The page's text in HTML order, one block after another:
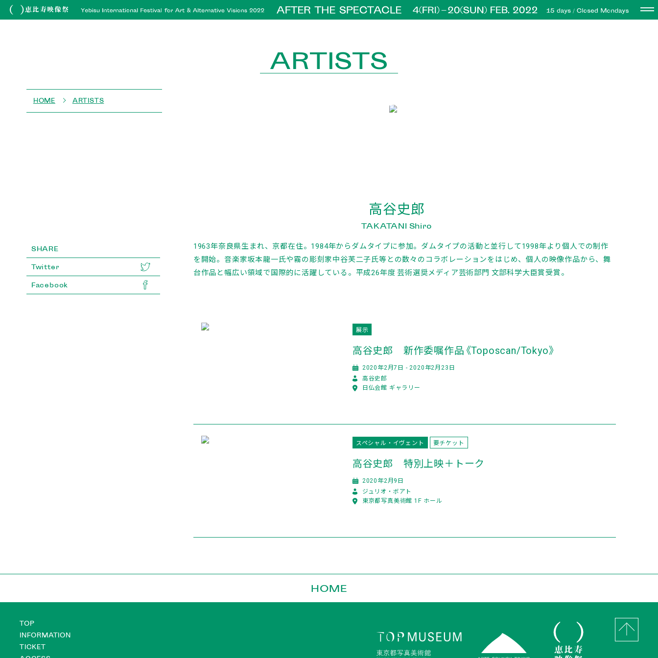
ARTISTS
HOME ARTISTS
高谷史郎
TAKATANI Shiro
SHARE
Twitter
Facebook
1963年奈良県生まれ、京都在住。1984年からダムタイプに参加。ダムタイプの活動と並行して1998年より個人での制作
を開始。音楽家坂本龍一氏や霧の彫刻家中谷芙二子氏等との数々のコラボレーションをはじめ、個人の映像作品から、舞
台作品と幅広い領域で国際的に活躍している。平成26年度 芸術選奨メディア芸術部門 文部科学大臣賞受賞。
展示
高谷史郎 新作委嘱作品《Toposcan/Tokyo》
2020年2月7日 - 2020年2月23日
高谷史郎
日仏会館 ギャラリー
スペシャル・イヴェント 要チケット
高谷史郎 特別上映＋トーク
2020年2月9日
ジュリオ・ボアト
東京都写真美術館 1F ホール
HOME
TOP
INFORMATION
TICKET